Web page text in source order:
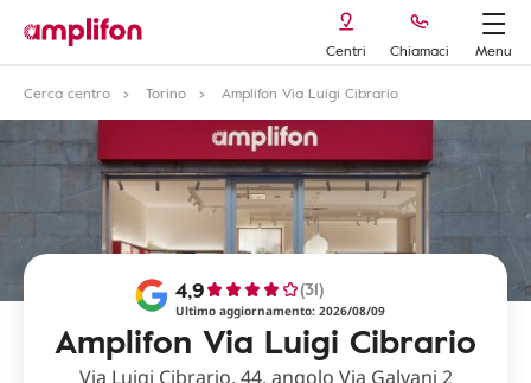
Centri Chiamaci
Menu
Cerca centro
Torino Amplifon Via Luigi Cibrario
Amplifon Via Luigi Cibrario
4,9 (31)
Ultimo aggiornamento: 2026/08/09
Via Luigi Cibrario, 44, angolo Via Galvani 2